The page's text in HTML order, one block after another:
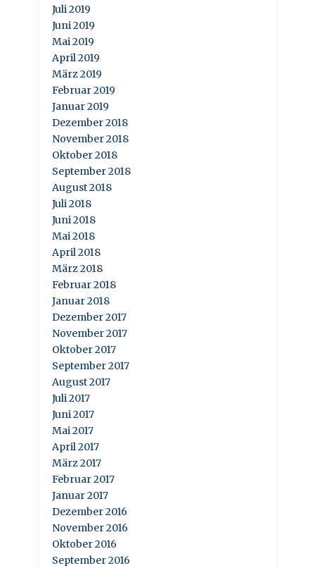
Juli 2019
Juni 2019
Mai 2019
April 2019
März 2019
Februar 2019
Januar 2019
Dezember 2018
November 2018
Oktober 2018
September 2018
August 2018
Juli 2018
Juni 2018
Mai 2018
April 2018
März 2018
Februar 2018
Januar 2018
Dezember 2017
November 2017
Oktober 2017
September 2017
August 2017
Juli 2017
Juni 2017
Mai 2017
April 2017
März 2017
Februar 2017
Januar 2017
Dezember 2016
November 2016
Oktober 2016
September 2016